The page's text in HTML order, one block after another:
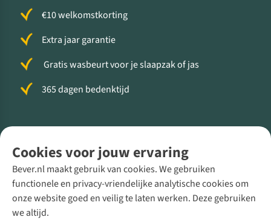
Cookies voor jouw ervaring
Bever.nl maakt gebruik van cookies. We gebruiken
functionele en privacy-vriendelijke analytische cookies om
onze website goed en veilig te laten werken. Deze gebruiken
we altijd.
€10 welkomstkorting
Extra jaar garantie
Gratis wasbeurt voor je slaapzak of jas
365 dagen bedenktijd
Direct advies van een Buitenexpert